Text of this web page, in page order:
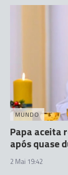
MUNDO
Papa aceita
após quase
2 Mai 19:42